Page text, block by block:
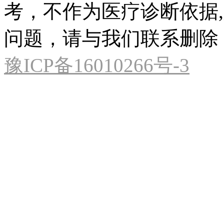
考，不作为医疗诊断依
问题，请与我们联系删除
豫ICP备16010266号-3